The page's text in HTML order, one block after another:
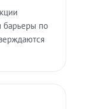
барьеры по